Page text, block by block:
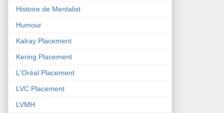
Histoire de Mentalist
Humour
Kalray Placement
Kering Placement
L'Oréal Placement
LVC Placement
LVMH